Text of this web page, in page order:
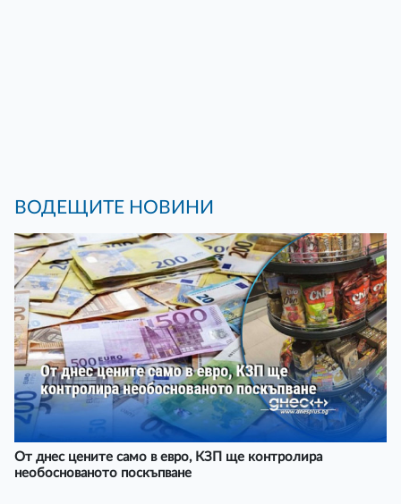
ВОДЕЩИТЕ НОВИНИ
От днес цените само в евро, КЗП ще контролира
необоснованото поскъпване